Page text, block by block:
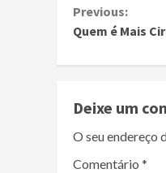
Continue
Reading
Previous:
Quem é Mais
Deixe um
O seu endereço
Comentário *